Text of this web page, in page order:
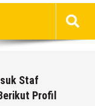
Staf
Profil